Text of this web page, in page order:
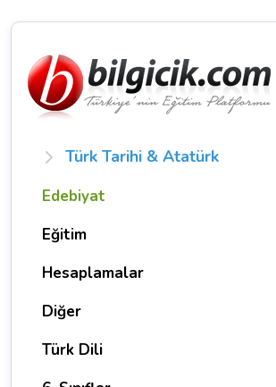
Türk Tarihi & Atatürk
Edebiyat
Eğitim
Hesaplamalar
Diğer
Türk Dili